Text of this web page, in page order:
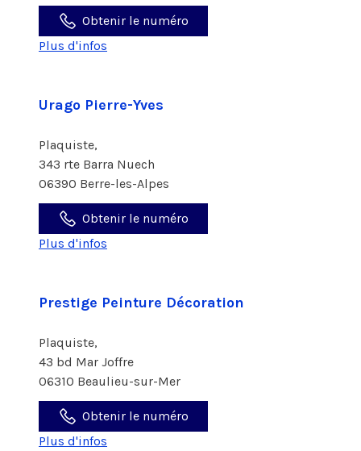
Obtenir le numéro
Plus d'infos
Urago Pierre-Yves
Plaquiste,
343 rte Barra Nuech
06390 Berre-les-Alpes
Obtenir le numéro
Plus d'infos
Prestige Peinture Décoration
Plaquiste,
43 bd Mar Joffre
06310 Beaulieu-sur-Mer
Obtenir le numéro
Plus d'infos